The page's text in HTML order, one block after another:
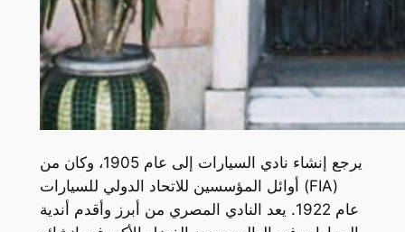
يرجع إنشاء نادي السيارات إلى عام 1905، وكان من
أوائل المؤسسين للاتحاد الدولي للسيارات (FIA)
عام 1922. يعد النادي المصري من أبرز وأقدم أندية